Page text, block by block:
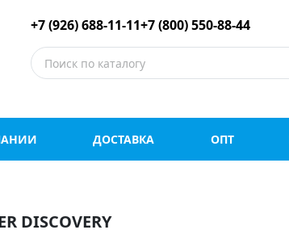
шины оптом
+7 (926) 688-11-11+7 (800) 550-88-44
ДОСТАВКА ОПТ